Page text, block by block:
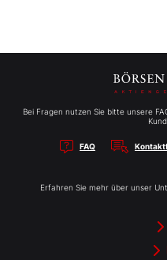
Bei Fragen nutzen Sie bitte unsere
FAQ
Erfahren Sie mehr über unser